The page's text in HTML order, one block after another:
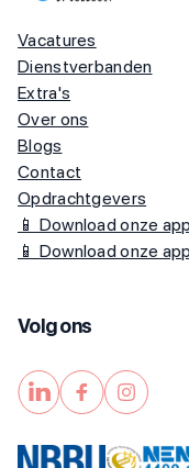
Vacatures
Dienstverbanden
Extra's
Over ons
Blogs
Contact
Opdrachtgevers
📱 Download onze
📱 Download onze
Volg ons